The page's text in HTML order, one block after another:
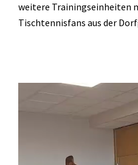
weitere Trainingseinheiten
Tischtennisfans aus der